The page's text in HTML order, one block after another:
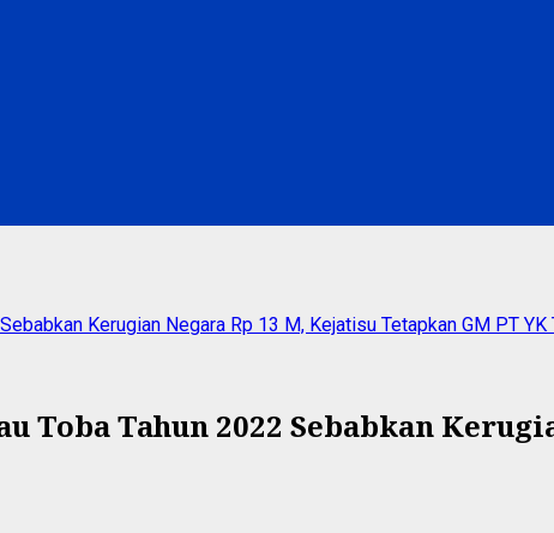
Kerugian Negara Rp 13 M, Kejatisu Tetapkan GM PT YK
Toba Tahun 2022 Sebabkan